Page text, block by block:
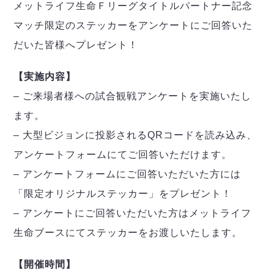
メットライフ生命Ｆリーグタイトルパートナー記念
マッチ限定のステッカーをアンケートにご回答いた
だいた皆様へプレゼント！
【実施内容】
– ご来場者様への試合観戦アンケートを実施いたし
ます。
– 大型ビジョンに投影されるQRコードを読み込み、
アンケートフォームにてご回答いただけます。
– アンケートフォームにご回答いただいた方には
「限定オリジナルステッカー」をプレゼント！
– アンケートにご回答いただいた方はメットライフ
生命ブースにてステッカーをお渡しいたします。
【開催時間】